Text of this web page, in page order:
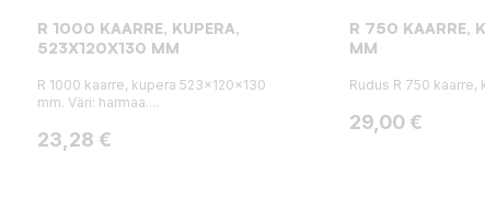
R 1000 KAARRE, KUPERA,
523X120X130 MM
R 1000 kaarre, kupera 523x120x130
mm. Väri: harmaa....
Hinta
23,28 €
R 750 KAARRE,
MM
Rudus R 750 kaarre,
Hinta
29,00 €